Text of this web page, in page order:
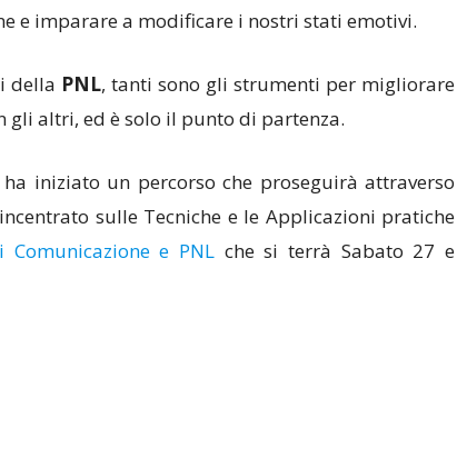
e imparare a modificare i nostri stati emotivi.
della PNL, tanti sono gli strumenti per migliorare
gli altri, ed è solo il punto di partenza.
iniziato un percorso che proseguirà attraverso
sulle Tecniche e le Applicazioni pratiche
Comunicazione e PNL che si terrà Sabato 27 e